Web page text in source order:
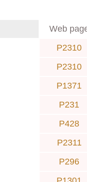
Web
P2310
P2310
P1371
P231
P428
P2311
P296